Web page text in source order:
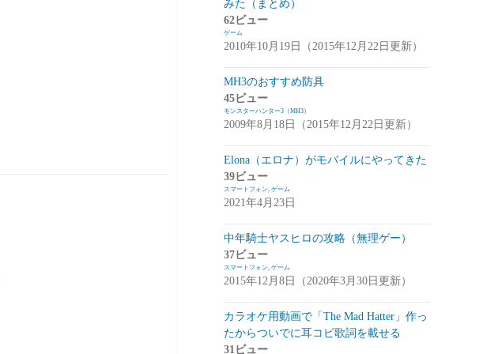
アプデ・イベント情報
雑談(1)
メビウスファイナルファンタジー(メビウ
スFF) (157)
ジョブステータス
カオスの魔窟
テイルズウィーバー：SecondRun(TWSR)
(10)
雑談
みた（まとめ）
62ビュー
ゲーム
2010年10月19日（2015年12月22日更新）
MH3のおすすめ防具
45ビュー
モンスターハンター3（MH3）
2009年8月18日（2015年12月22日更新）
Elona（エロナ）がモバイルにやってきた
39ビュー
スマートフォン, ゲーム
2021年4月23日
中年騎士ヤスヒロの攻略（無理ゲー）
37ビュー
スマートフォン, ゲーム
2015年12月8日（2020年3月30日更新）
カラオケ用動画で「The Mad Hatter」作っ
たからついでに耳コピ歌詞を載せる
31ビュー